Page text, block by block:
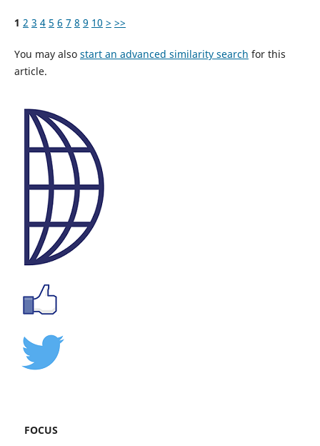
1 2 3 4 5 6 7 8 9 10 > >>
You may also start an advanced similarity search for this
article.
FOCUS